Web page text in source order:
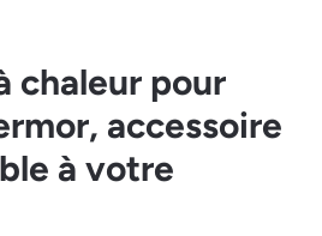
chaleur pour
accessoire
à votre